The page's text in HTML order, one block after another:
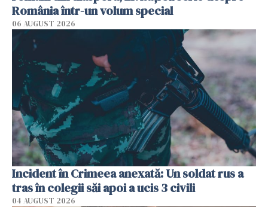
România într-un volum special
06 AUGUST 2026
Incident în Crimeea anexată: Un soldat rus a
tras în colegii săi apoi a ucis 3 civili
04 AUGUST 2026